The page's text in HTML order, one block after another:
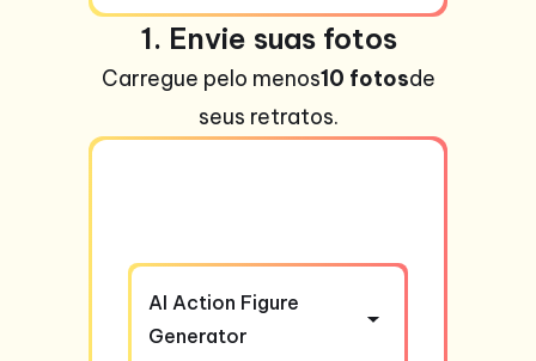
1. Envie suas fotos
Carregue pelo menos10 fotosde
seus retratos.
AI Action Figure
Generator